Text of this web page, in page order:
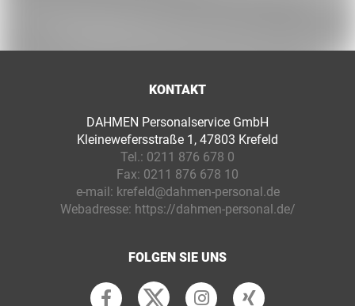
KONTAKT
DAHMEN Personalservice GmbH
Kleinewefersstraße 1, 47803 Krefeld
Tel.: 0211 876 678 0
Fax: 0211 876 678 10
e-mail: krefeld@dahmen-personal.de
Webadresse: https://dahmen-personal.de/
FOLGEN SIE UNS